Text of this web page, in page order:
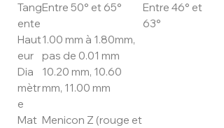
Tang
ente
Entre 50° et 65°
Entre 46° et
63°
Haut
eur
1.00 mm à 1.80mm,
pas de 0.01 mm
Dia
mètr
e
10.20 mm, 10.60
mm, 11.00 mm
Mat Menicon Z (rouge et